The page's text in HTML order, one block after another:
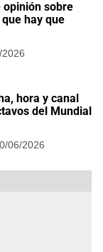
opinión sobre
hay que
2026
hora y canal
del Mundial
06/2026